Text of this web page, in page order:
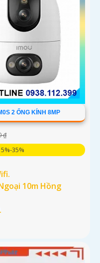
2 ỐNG KÍNH 8MP
₫
35%
10m Hồng